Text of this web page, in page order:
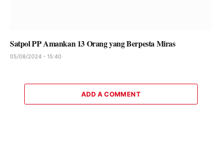
Satpol PP Amankan 13 Orang yang Berpesta Miras
05/08/2024 - 15:40
ADD A COMMENT